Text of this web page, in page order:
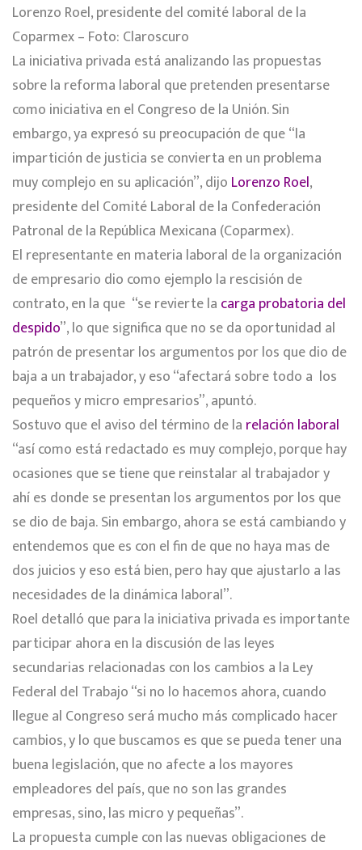
Lorenzo Roel, presidente del comité laboral de la
Coparmex – Foto: Claroscuro
La iniciativa privada está analizando las propuestas
sobre la reforma laboral que pretenden presentarse
como iniciativa en el Congreso de la Unión. Sin
embargo, ya expresó su preocupación de que “la
impartición de justicia se convierta en un problema
muy complejo en su aplicación”, dijo Lorenzo Roel,
presidente del Comité Laboral de la Confederación
Patronal de la República Mexicana (Coparmex).
El representante en materia laboral de la organización
de empresario dio como ejemplo la rescisión de
contrato, en la que “se revierte la carga probatoria del
despido”, lo que significa que no se da oportunidad al
patrón de presentar los argumentos por los que dio de
baja a un trabajador, y eso “afectará sobre todo a los
pequeños y micro empresarios”, apuntó.
Sostuvo que el aviso del término de la relación laboral
“así como está redactado es muy complejo, porque hay
ocasiones que se tiene que reinstalar al trabajador y
ahí es donde se presentan los argumentos por los que
se dio de baja. Sin embargo, ahora se está cambiando y
entendemos que es con el fin de que no haya mas de
dos juicios y eso está bien, pero hay que ajustarlo a las
necesidades de la dinámica laboral”.
Roel detalló que para la iniciativa privada es importante
participar ahora en la discusión de las leyes
secundarias relacionadas con los cambios a la Ley
Federal del Trabajo “si no lo hacemos ahora, cuando
llegue al Congreso será mucho más complicado hacer
cambios, y lo que buscamos es que se pueda tener una
buena legislación, que no afecte a los mayores
empleadores del país, que no son las grandes
empresas, sino, las micro y pequeñas”.
La propuesta cumple con las nuevas obligaciones de